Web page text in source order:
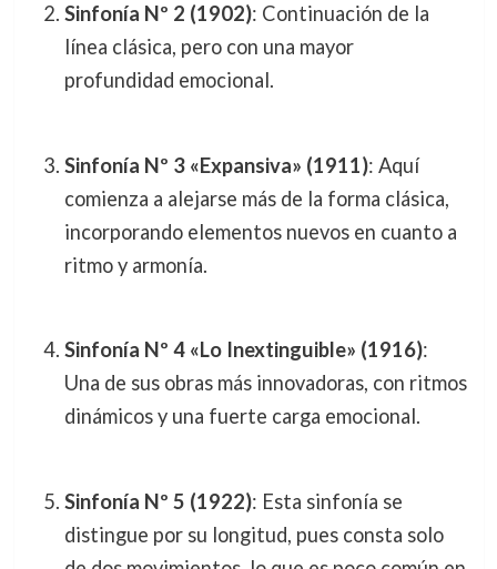
Sinfonía Nº 2 (1902): Continuación de la
línea clásica, pero con una mayor
profundidad emocional.
Sinfonía Nº 3 «Expansiva» (1911): Aquí
comienza a alejarse más de la forma clásica,
incorporando elementos nuevos en cuanto a
ritmo y armonía.
Sinfonía Nº 4 «Lo Inextinguible» (1916):
Una de sus obras más innovadoras, con ritmos
dinámicos y una fuerte carga emocional.
Sinfonía Nº 5 (1922): Esta sinfonía se
distingue por su longitud, pues consta solo